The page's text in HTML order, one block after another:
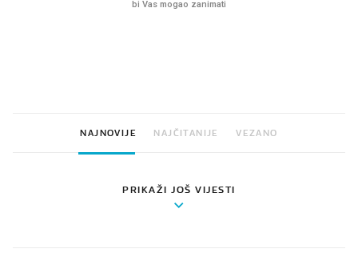
NAJNOVIJE NAJČITANIJE VEZANO
PRIKAŽI JOŠ VIJESTI